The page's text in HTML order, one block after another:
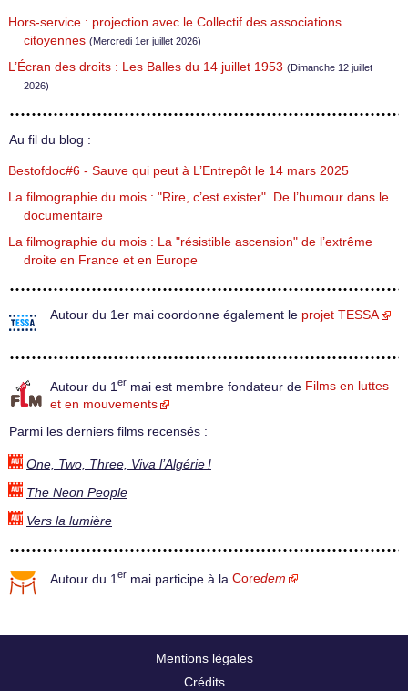
Hors-service : projection avec le Collectif des associations
citoyennes (Mercredi 1er juillet 2026)
L’Écran des droits : Les Balles du 14 juillet 1953 (Dimanche 12 juillet
2026)
Au fil du blog :
Bestofdoc#6 - Sauve qui peut à L’Entrepôt le 14 mars 2025
La filmographie du mois : "Rire, c’est exister". De l’humour dans le
documentaire
La filmographie du mois : La "résistible ascension" de l’extrême
droite en France et en Europe
Autour du 1er mai coordonne également le projet TESSA
Autour du 1 er mai est membre fondateur de Films en luttes
et en mouvements
Parmi les derniers films recensés :
One, Two, Three, Viva l’Algérie !
The Neon People
Vers la lumière
Autour du 1 er mai participe à la Coredem
Mentions légales
Crédits